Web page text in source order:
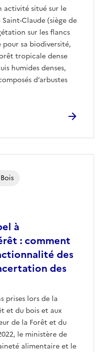
activité situé sur le
Claude (siège de
sur les flancs
sa biodiversité,
tropicale dense
humides denses,
d’arbustes
à
: comment
des
des
prises lors de la
et du bois et aux
de la Forêt et du
le ministère de
alimentaire et le